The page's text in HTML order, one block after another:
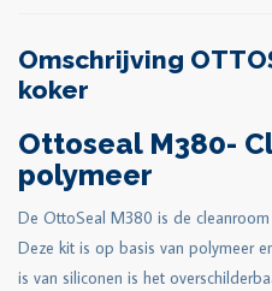
Omschrijving
koker
Ottoseal M380-
polymeer
De OttoSeal M380 is de
Deze kit is op basis van polymeer
is van siliconen is het